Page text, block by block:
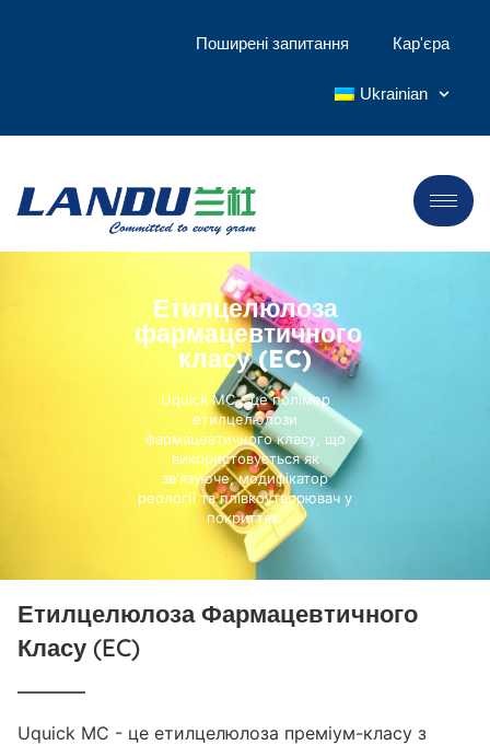
Поширені запитання Кар'єра
Ukrainian
Етилцелюлоза
фармацевтичного
класу (EC)
Uquick MC - це полімер
етилцелюлози
фармацевтичного класу, що
використовується як
зв'язуюче, модифікатор
реології та плівкоутворювач у
покриттях.
Етилцелюлоза Фармацевтичного
Класу (EC)
Uquick MC - це етилцелюлоза преміум-класу з